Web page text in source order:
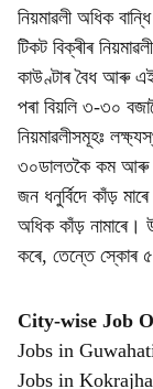
নিয়মাৱলী অধিক
টিকট বিক্ৰীৰ
কাউণ্টাৰ বৈধ আৰু
পৰা বিয়লি ৩-৩০
নিয়মাৱলীসমূহঃ
৩০ডালতকৈ কম আৰু
জন ধনুৰ্বিদে কাঁড়
অধিক কাঁড়
কৰে, তেন্তে স্কোৰ
City-wise Job
Jobs in
Jobs in